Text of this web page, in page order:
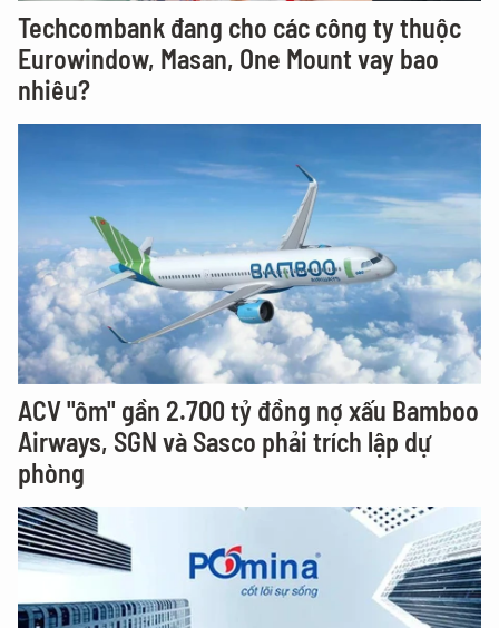
Techcombank đang cho các công ty thuộc
Eurowindow, Masan, One Mount vay bao
nhiêu?
ACV "ôm" gần 2.700 tỷ đồng nợ xấu Bamboo
Airways, SGN và Sasco phải trích lập dự
phòng